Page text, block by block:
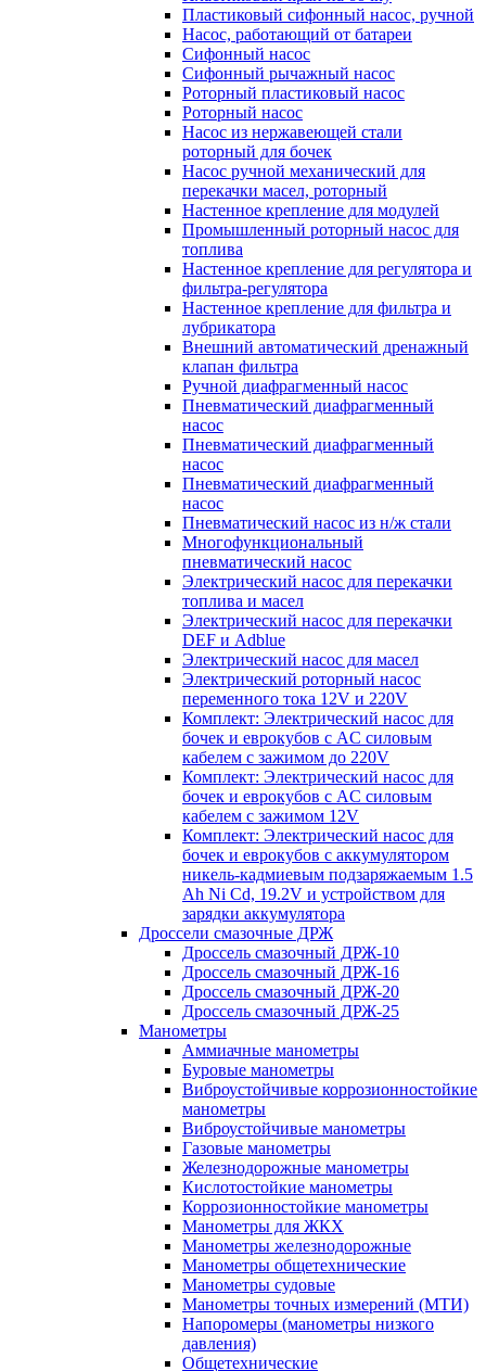
Пластиковый сифонный насос, ручной
Насос, работающий от батареи
Сифонный насос
Сифонный рычажный насос
Роторный пластиковый насос
Роторный насос
Насос из нержавеющей стали
роторный для бочек
Насос ручной механический для
перекачки масел, роторный
Настенное крепление для модулей
Промышленный роторный насос для
топлива
Настенное крепление для регулятора и
фильтра-регулятора
Настенное крепление для фильтра и
лубрикатора
Внешний автоматический дренажный
клапан фильтра
Ручной диафрагменный насос
Пневматический диафрагменный
насос
Пневматический диафрагменный
насос
Пневматический диафрагменный
насос
Пневматический насос из н/ж стали
Многофункциональный
пневматический насос
Электрический насос для перекачки
топлива и масел
Электрический насос для перекачки
DEF и Adblue
Электрический насос для масел
Электрический роторный насос
переменного тока 12V и 220V
Комплект: Электрический насос для
бочек и еврокубов с AC силовым
кабелем с зажимом до 220V
Комплект: Электрический насос для
бочек и еврокубов с AC силовым
кабелем с зажимом 12V
Комплект: Электрический насос для
бочек и еврокубов с аккумулятором
никель-кадмиевым подзаряжаемым 1.5
Ah Ni Cd, 19.2V и устройством для
зарядки аккумулятора
Дроссели смазочные ДРЖ
Дроссель смазочный ДРЖ-10
Дроссель смазочный ДРЖ-16
Дроссель смазочный ДРЖ-20
Дроссель смазочный ДРЖ-25
Манометры
Аммиачные манометры
Буровые манометры
Виброустойчивые коррозионностойкие
манометры
Виброустойчивые манометры
Газовые манометры
Железнодорожные манометры
Кислотостойкие манометры
Коррозионностойкие манометры
Манометры для ЖКХ
Манометры железнодорожные
Манометры общетехнические
Манометры судовые
Манометры точных измерений (МТИ)
Напоромеры (манометры низкого
давления)
Общетехнические